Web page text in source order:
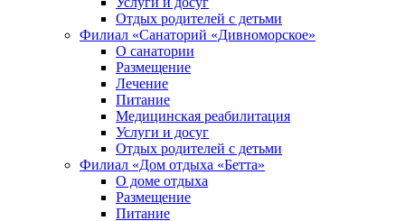
Отдых родителей с детьми
Филиал «Санаторий «Дивноморское»
О санатории
Размещение
Лечение
Питание
Медицинская реабилитация
Услуги и досуг
Отдых родителей с детьми
Филиал «Дом отдыха «Бетта»
О доме отдыха
Размещение
Питание